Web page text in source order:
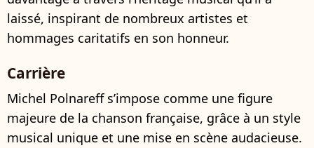
laissé, inspirant de nombreux artistes et
hommages caritatifs en son honneur.
Carrière
Michel Polnareff s’impose comme une figure
majeure de la chanson française, grâce à un style
musical unique et une mise en scène audacieuse.